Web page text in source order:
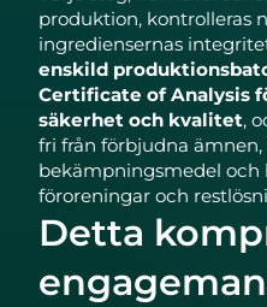
produktion, kontrolleras
ingrediensernas
enskild
Certificate of Analysis
säkerhet och kvalitet,
fri från förbjudna
bekämpningsmedel och
föroreningar och
Detta